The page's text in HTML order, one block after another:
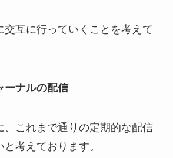
互に行っていくことを考えて
ナルの配信
これまで通りの定期的な配信
考えております。